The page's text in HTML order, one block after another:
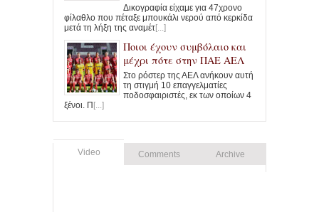
Δικογραφία είχαμε για 47χρονο
φίλαθλο που πέταξε μπουκάλι νερού από κερκίδα
μετά τη λήξη της αναμέτ[...]
Ποιοι έχουν συμβόλαιο και
μέχρι πότε στην ΠΑΕ ΑΕΛ
Στο ρόστερ της ΑΕΛ ανήκουν αυτή
τη στιγμή 10 επαγγελματίες
ποδοσφαιριστές, εκ των οποίων 4
ξένοι. Π[...]
Video Comments Archive